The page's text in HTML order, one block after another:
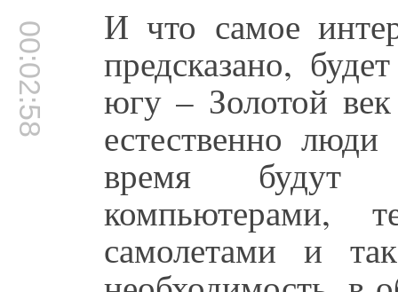
00:02:58 И что самое
предсказано,
югу – Золотой
естественно люди
время будут
компьютерами,
самолетами и